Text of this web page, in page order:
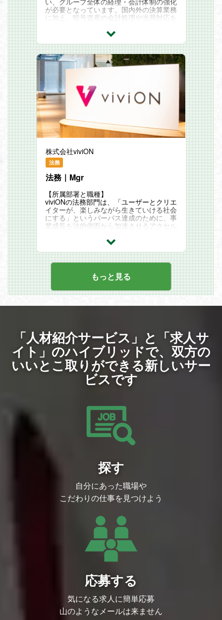
は、長期運営を目指す中でも同一タイトル
に関わる期間は長期化させず、定期的に配
これまでよりも大規模なタイトルや新ジャ
ンルへの挑戦、またさらに上の責任を求め
られるポジションへのキャリアアップなど
機会が豊富です。
＜30タイトル超の運営特化事業＞
当社ではゲームタイトルの"運営"に特化し
た事業を展開しています。
ゲームタイトルを新規開発するのではな
く、他社のゲームタイトルをM&Aで買収
し運営することで、30タイトル超のタイ
トル運営を実現。
＜運営重視のキャリアアップ＞
多くのタイトルを運営している当社だから
こそ、運営の経験を活かしさらに成長させ
る機会が豊富。また他社から買収を続ける
からこそ新たな機会も多くあります。
また運営でのキャリアを重視する当社で
は、長期運営を目指す中でも同一タイトル
に関わる期間は長期化させず、定期的に配
置転換することで経験や能力を広げること
を行ないます。
これまでよりも大規模なタイトルや新ジャ
ンルへの挑戦、またさらに上の責任を求め
られるポジションへのキャリアアップなど
機会が豊富です。
＜30タイトル超の運営特化事業＞
当社ではゲームタイトルの"運営"に特化し
た事業を展開しています。
ゲームタイトルを新規開発するのではな
く、他社のゲームタイトルをM&Aで買収
し運営することで、30タイトル超のタイ
トルを運営を実現。
一つひとつのタイトルをゲームユーザーの
居場所と捉え、「10年空間の実現」をテ
ーマに各タイトルでの長期運営を目指して
が必要となっています。国内外の決算業務
に加え、暗号資産の会計処理や当局対応を
中核を担っていただける方を募集します。
【業務内容】
■月次・年次決算業務（国内外グループ会
社を含む）
■連結決算業務および開示資料の作成
■会計監査対応
■諸税務対応（税理士対応、税務調査対
応、グループ通算制度への対応など）
■海外子会社との会計・税務に関するコミ
ュニケーション、移転価格税制対応
■暗号資産に関する会計処理プロセスの構
築および運用
■経営層向け財務データの整理・分析・レ
ポーティング
変更の範囲：全ての業務への配置転換あり
株式会社viviON
法務
法務｜Mgr
【所属部署と職種】
viviONの法務部門は、「ユーザーとクリエ
イターが、楽しみながら生きていける社会
にする」というパーパス達成のために、事
業成長を法的側面から加速させるアクセル
両輪を担う組織です。私たちが目指すの
は、単に法令の正誤を判定する監査役では
なく、事業部のビジネスパートナーとして
共に最適解を模索する「サービス業として
の法務」です。画一的な法律論を回答する
のではなく、事業のフェーズや緊急度、ビ
ジネスの文脈を深く理解した上で、リスク
とリターンのバランスを考慮した柔軟な解
決策を提案し、「相談してよかった」と思
【法務マネージャー候補】 は、急拡大す
るエンタメプラットフォームにおいて、月
間150件を超える契約審査や事業相談、ト
ラブル対応といった日常業務の責任者とし
て、法務チームメンバーのピープルマネジ
メントや育成を担うポジションです。単に
法的に正しいかどうかだけでなく、ビジネ
のメンバーを育成しながら、法務組織の基
礎体力を高める役割を担っていただきま
現在、法務部門は立ち上げから3年が経過
ますが、事業の急成長に伴い依頼件数は一
般的な同規模企業の約1.5倍に達していま
す。スピード感のある事業展開と多角化す
るサービス（電子コミック、ゲーム、VTu
berなど）に対応するため、現在部門長が
担っている日常業務の決裁権限やマネジメ
ズへ進む必要があります。法務知識だけで
なく、ビジネスへの深い理解と興味を持
させること」にコミットできる新たなマネ
ジメント候補をお迎えすることで、組織全
【業務内容】
法務メンバーのマネジメントおよび育成
（レビュー、フィードバック）
各種契約書の作成・審査（利用規約、業務
委託、ライセンス契約など）
もっと見る
「人材紹介サービス」と「求人サ
イト」のハイブリッドで、双方の
いいとこ取りができる新しいサー
ビスです
探す
自分にあった職場や
こだわりの仕事を見つけよう
応募する
気になる求人に簡単応募
山のようなメールは来ません